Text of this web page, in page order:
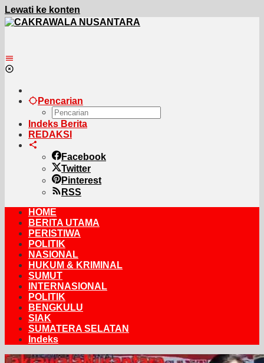
Lewati ke konten
Pencarian
Indeks Berita
REDAKSI
Facebook
Twitter
Pinterest
RSS
HOME
BERITA UTAMA
PERISTIWA
POLITIK
NASIONAL
HUKUM & KRIMINAL
SUMUT
INTERNASIONAL
POLITIK
BENGKULU
SIAK
SUMATERA SELATAN
Indeks